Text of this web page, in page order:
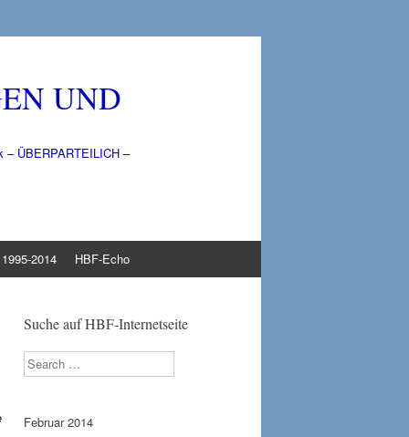
UND
– ÜBERPARTEILICH –
2014 HBF-Echo
Suche auf HBF-Internetseite
Search
Februar 2014